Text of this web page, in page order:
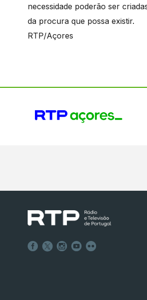
necessidade poderão ser
da procura que possa existir.
RTP/Açores